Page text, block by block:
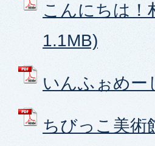
こんにちは！
1.1MB)
いんふぉめー
ちびっこ美術